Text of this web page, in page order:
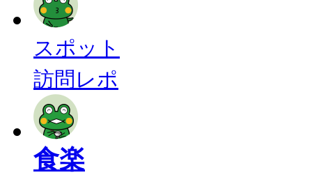
スポット
訪問レポ
食楽